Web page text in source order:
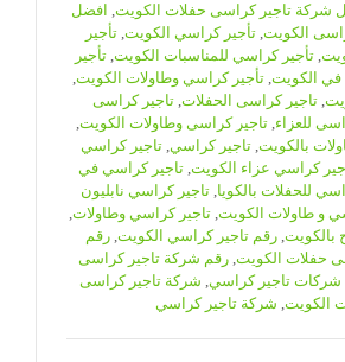
شركة تاجير كراسى حفلات الكويت, افضل
الكويت, تأجير كراسي الكويت, تأجير
,تأجير كراسي للمناسبات الكويت,تأجير
في الكويت,تأجير كراسي وطاولات الكويت,
, تاجير كراسى الحفلات, تاجير كراسى
للعزاء, تاجير كراسى وطاولات الكويت,
بالكويت,تاجير كراسي,تاجير كراسي
كراسي عزاء الكويت,تاجير كراسي في
للحفلات بالكويا, تاجير كراسي نابليون
و طاولات الكويت,تاجير كراسي وطاولات,
بالكويت,رقم تاجير كراسي الكويت,رقم
حفلات الكويت, رقم شركة تاجير كراسى
شركات تاجير كراسي, شركة تاجير كراسى
الكويت, شركة تاجير كراسي